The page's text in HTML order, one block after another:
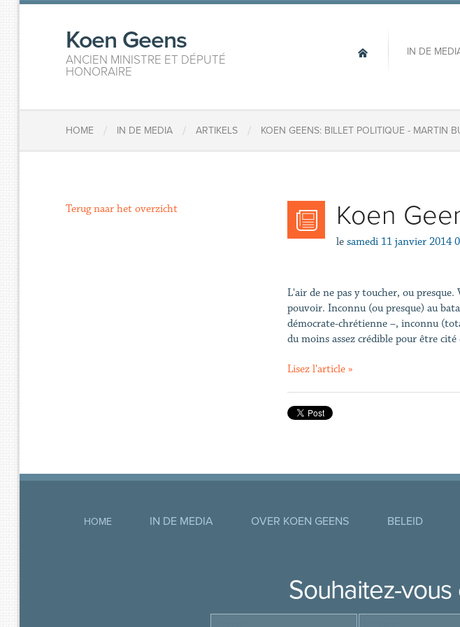
Koen Geens
ANCIEN MINISTRE ET DÉPUTÉ
HONORAIRE
IN DE
HOME / IN DE MEDIA / ARTIKELS / KOEN GEENS: BILLET POLITIQUE - MARTIN
Koen
le samedi 11 janvier 2014
L'air de ne pas y toucher, ou presque.
pouvoir. Inconnu (ou presque) au
démocrate-chrétienne –, inconnu
du moins assez crédible pour être
Lisez l'article »
Terug naar het overzicht
HOME IN DE MEDIA OVER KOEN GEENS BELEID
Souhaitez-